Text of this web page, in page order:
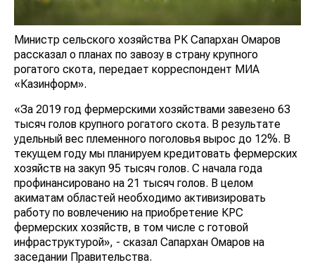
Министр сельского хозяйства РК Сапархан Омаров
рассказал о планах по завозу в страну крупного
рогатого скота, передает корреспондент МИА
«Казинформ».
«За 2019 год фермерскими хозяйствами завезено 63
тысяч голов крупного рогатого скота. В результате
удельный вес племенного поголовья вырос до 12%. В
текущем году мы планируем кредитовать фермерских
хозяйств на закуп 95 тысяч голов. С начала года
профинансировано на 21 тысяч голов. В целом
акиматам областей необходимо активизировать
работу по вовлечению на приобретение КРС
фермерских хозяйств, в том числе с готовой
инфраструктурой», - сказал Сапархан Омаров на
заседании Правительства.